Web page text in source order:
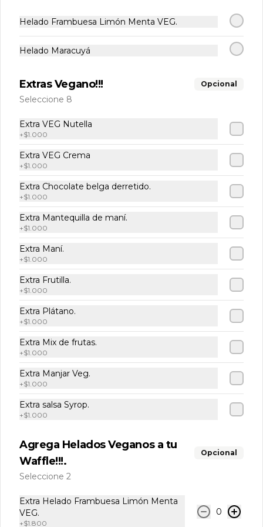
Potes de 16oz (475ml aprox.)
Promo Waffle L❤vers
-7%
-13%
4 Waffles Vainilla con salsa. (2 manjar
y 2 chocolate).
Términos y condiciones
Política de privacidad
Redes sociales
Helado Frambuesa Limón Menta VEG.
Helado Maracuyá
Extras Vegano!!! Opcional
Seleccione 8
Extra VEG Nutella
+$1.000
Extra VEG Crema
+$1.000
Extra Chocolate belga derretido.
+$1.000
Extra Mantequilla de maní.
+$1.000
Extra Maní.
+$1.000
Extra Frutilla.
+$1.000
Extra Plátano.
+$1.000
Extra Mix de frutas.
+$1.000
Extra Manjar Veg.
+$1.000
Extra salsa Syrop.
+$1.000
Agrega Helados Veganos a tu
Waffle!!!.
Opcional
Seleccione 2
Extra Helado Frambuesa Limón Menta
VEG.
+$1.800
0